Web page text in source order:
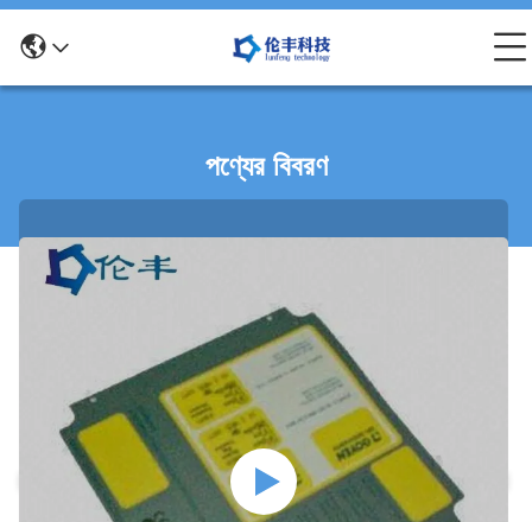
পণ্যের বিবরণ